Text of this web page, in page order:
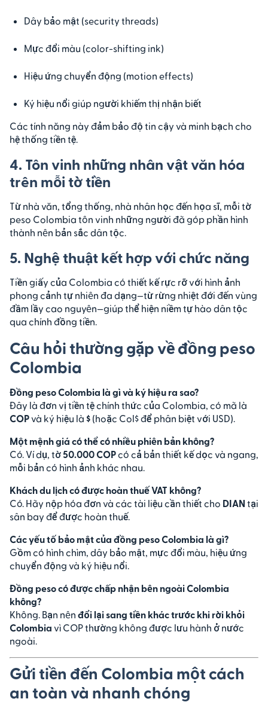
Dây bảo mật (security threads)
Mực đổi màu (color-shifting ink)
Hiệu ứng chuyển động (motion effects)
Ký hiệu nổi giúp người khiếm thị nhận biết
Các tính năng này đảm bảo độ tin cậy và minh bạch cho
hệ thống tiền tệ.
4. Tôn vinh những nhân vật văn hóa
trên mỗi tờ tiền
Từ nhà văn, tổng thống, nhà nhân học đến họa sĩ, mỗi tờ
peso Colombia tôn vinh những người đã góp phần hình
thành nên bản sắc dân tộc.
5. Nghệ thuật kết hợp với chức năng
Tiền giấy của Colombia có thiết kế rực rỡ với hình ảnh
phong cảnh tự nhiên đa dạng—từ rừng nhiệt đới đến vùng
đầm lầy cao nguyên—giúp thể hiện niềm tự hào dân tộc
qua chính đồng tiền.
Câu hỏi thường gặp về đồng peso
Colombia
Đồng peso Colombia là gì và ký hiệu ra sao?
Đây là đơn vị tiền tệ chính thức của Colombia, có mã là
COPvà ký hiệu là $ (hoặc Col$ để phân biệt với USD).
Một mệnh giá có thể có nhiều phiên bản không?
Có. Ví dụ, tờ 50.000 COPcó cả bản thiết kế dọc và ngang,
mỗi bản có hình ảnh khác nhau.
Khách du lịch có được hoàn thuế VAT không?
Có. Hãy nộp hóa đơn và các tài liệu cần thiết cho DIAN tại
sân bay để được hoàn thuế.
Các yếu tố bảo mật của đồng peso Colombia là gì?
Gồm có hình chìm, dây bảo mật, mực đổi màu, hiệu ứng
chuyển động và ký hiệu nổi.
Đồng peso có được chấp nhận bên ngoài Colombia
không?
Không. Bạn nên đổi lại sang tiền khác trước khi rời khỏi
Colombia vì COP thường không được lưu hành ở nước
ngoài.
Gửi tiền đến Colombia một cách
an toàn và nhanh chóng